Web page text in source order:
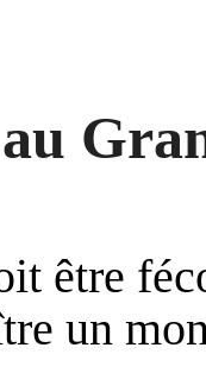
être
un